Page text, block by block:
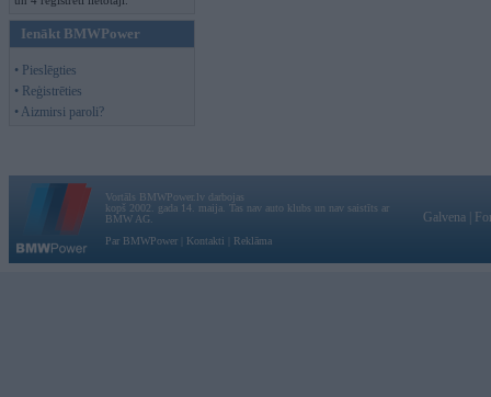
Ienākt BMWPower
• Pieslēgties
• Reģistrēties
• Aizmirsi paroli?
Vortāls BMWPower.lv darbojas
kopš 2002. gada 14. maija. Tas nav auto klubs un nav saistīts ar
BMW AG.
Par BMWPower
Kontakti Reklāma
Galvena